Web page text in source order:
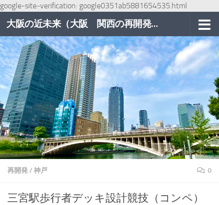
google-site-verification: google0351ab5881654535.html
コンテンツへスキップ
大阪の近未来（大阪 関西の再開発巡り）
再開発/神戸 0
三宮駅歩行者デッキ設計競技（コンペ）